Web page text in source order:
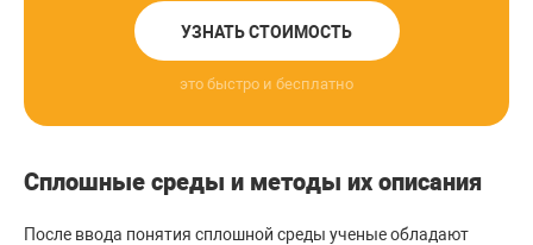
УЗНАТЬ СТОИМОСТЬ
это быстро и бесплатно
Сплошные среды и методы их описания
После ввода понятия сплошной среды ученые обладают